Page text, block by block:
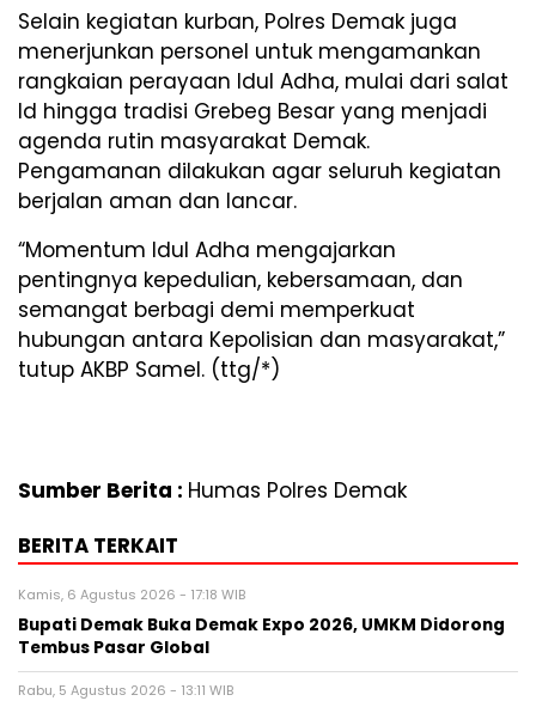
Selain kegiatan kurban, Polres Demak juga
menerjunkan personel untuk mengamankan
rangkaian perayaan Idul Adha, mulai dari salat
Id hingga tradisi Grebeg Besar yang menjadi
agenda rutin masyarakat Demak.
Pengamanan dilakukan agar seluruh kegiatan
berjalan aman dan lancar.
“Momentum Idul Adha mengajarkan
pentingnya kepedulian, kebersamaan, dan
semangat berbagi demi memperkuat
hubungan antara Kepolisian dan masyarakat,”
tutup AKBP Samel. (ttg/*)
Sumber Berita : Humas Polres Demak
BERITA TERKAIT
Kamis, 6 Agustus 2026 - 17:18 WIB
Bupati Demak Buka Demak Expo 2026, UMKM Didorong
Tembus Pasar Global
Rabu, 5 Agustus 2026 - 13:11 WIB